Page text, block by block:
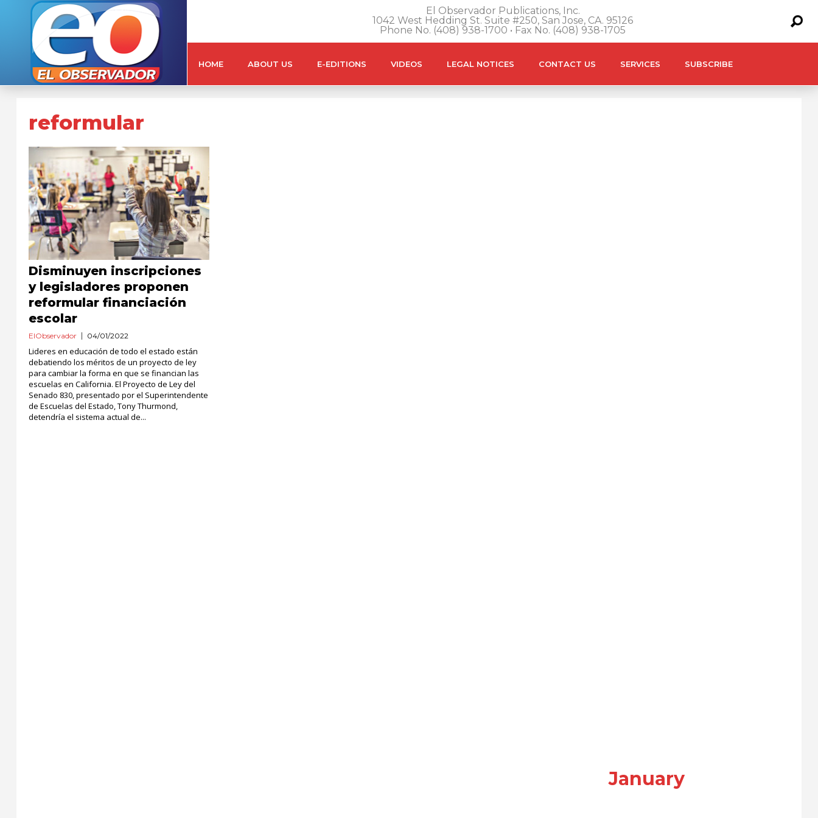
El Observador Publications, Inc.
1042 West Hedding St. Suite #250, San Jose, CA. 95126
Phone No. (408) 938-1700 • Fax No. (408) 938-1705
HOME ABOUT US E-EDITIONS VIDEOS LEGAL NOTICES CONTACT US SERVICES SUBSCRIBE
reformular
Disminuyen inscripciones
y legisladores proponen
reformular financiación
escolar
ElObservador 04/01/2022
Lideres en educación de todo el estado están
debatiendo los méritos de un proyecto de ley
para cambiar la forma en que se financian las
escuelas en California. El Proyecto de Ley del
Senado 830, presentado por el Superintendente
de Escuelas del Estado, Tony Thurmond,
detendría el sistema actual de...
January